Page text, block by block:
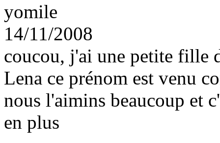
yomile
14/11/2008
coucou, j'ai une petite fille
Lena ce prénom est venu
nous l'aimins beaucoup et
en plus